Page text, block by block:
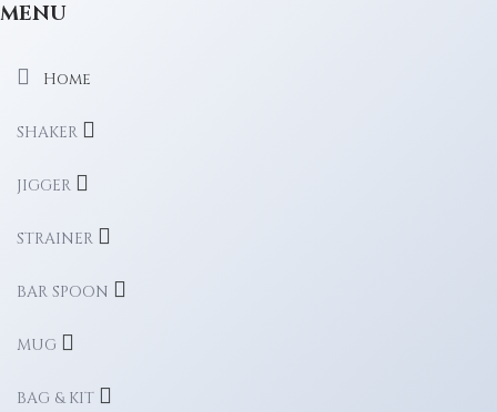
MENU
Home
SHAKER
JIGGER
STRAINER
BAR SPOON
MUG
BAG & KIT